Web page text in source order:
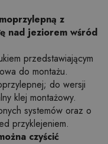
z
nad jeziorem wśród
przedstawiającym
do montażu.
do wersji
klej montażowy.
systemów oraz o
przyklejeniem.
czyścić